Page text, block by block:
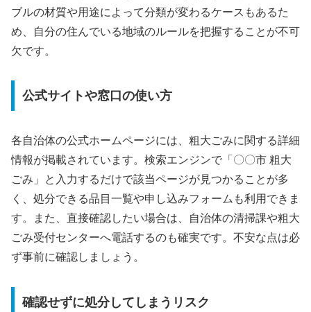
ブルの材質や用途によって分類が変わるケースもあるた
め、自分の住んでいる地域のルールを把握することが不可
欠です。
公式サイトや窓口の使い方
各自治体の公式ホームページには、粗大ごみに関する詳細
情報が掲載されています。検索エンジンで「〇〇市 粗大
ごみ」と入力するだけで該当ページが見つかることが多
く、処分できる品目一覧や申し込みフォームも利用できま
す。また、直接確認したい場合は、自治体の清掃課や粗大
ごみ受付センターへ電話するのも確実です。不安な点は必
ず事前に確認しましょう。
確認せずに処分してしまうリスク